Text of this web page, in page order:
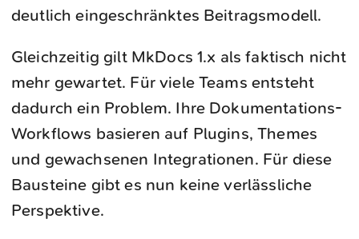
deutlich eingeschränktes Beitragsmodell.
Gleichzeitig gilt MkDocs 1.x als faktisch nicht
mehr gewartet. Für viele Teams entsteht
dadurch ein Problem. Ihre Dokumentations-
Workflows basieren auf Plugins, Themes
und gewachsenen Integrationen. Für diese
Bausteine gibt es nun keine verlässliche
Perspektive.